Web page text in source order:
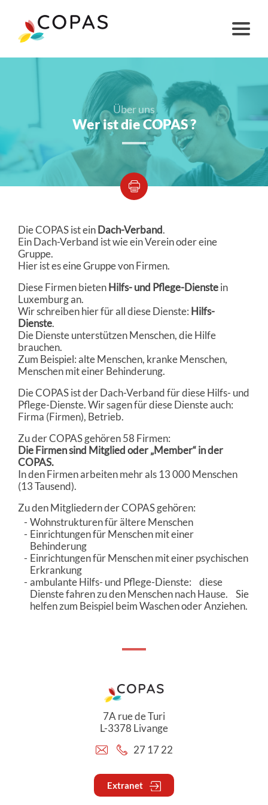
Über uns
Wer ist die COPAS ?
Die COPAS ist ein Dach-Verband.
Ein Dach-Verband ist wie ein Verein oder eine
Gruppe.
Hier ist es eine Gruppe von Firmen.
Diese Firmen bieten Hilfs- und Pflege-Dienste in
Luxemburg an.
Wir schreiben hier für all diese Dienste: Hilfs-
Dienste.
Die Dienste unterstützen Menschen, die Hilfe
brauchen.
Zum Beispiel: alte Menschen, kranke Menschen,
Menschen mit einer Behinderung.
Die COPAS ist der Dach-Verband für diese Hilfs- und
Pflege-Dienste. Wir sagen für diese Dienste auch:
Firma (Firmen), Betrieb.
Zu der COPAS gehören 58 Firmen:
Die Firmen sind Mitglied oder „Member“ in der
COPAS.
In den Firmen arbeiten mehr als 13 000 Menschen
(13 Tausend).
Zu den Mitgliedern der COPAS gehören:
Wohnstrukturen für ältere Menschen
Einrichtungen für Menschen mit einer
Behinderung
Einrichtungen für Menschen mit einer psychischen
Erkrankung
ambulante Hilfs- und Pflege-Dienste: diese
Dienste fahren zu den Menschen nach Hause. Sie
helfen zum Beispiel beim Waschen oder Anziehen.
7A rue de Turi
L-3378 Livange
27 17 22
Extranet